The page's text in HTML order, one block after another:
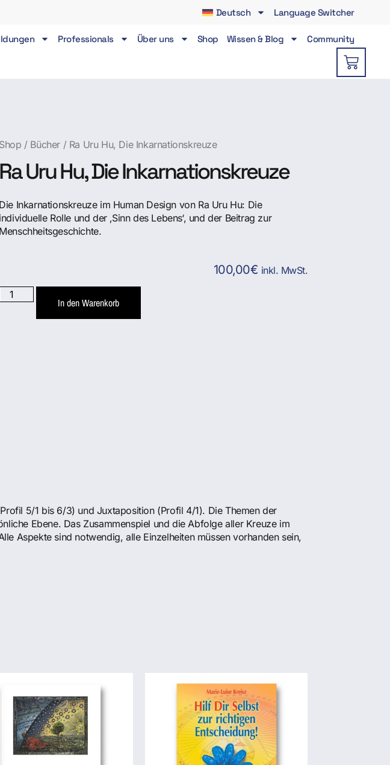
Deutsch Language Switcher
Professionals Über uns Shop Wissen & Blog Community
Shop / Bücher / Ra Uru Hu, Die Inkarnationskreuze
Ra Uru Hu, Die Inkarnationskreuze
Die Inkarnationskreuze im Human Design von Ra Uru Hu: Die
individuelle Rolle und der ‚Sinn des Lebens‘, und der Beitrag zur
Menschheitsgeschichte.
100,00€ inkl. MwSt.
In den Warenkorb
5/1 bis 6/3) und Juxtaposition (Profil 4/1). Die Themen der
Ebene. Das Zusammenspiel und die Abfolge aller Kreuze im
Aspekte sind notwendig, alle Einzelheiten müssen vorhanden sein,